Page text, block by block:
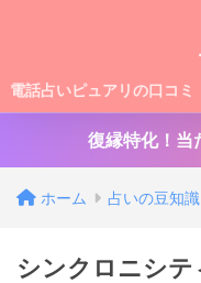
電話占いピュアリの口コミ
復縁特化！当
ホーム 占いの豆知識
シンクロニシ